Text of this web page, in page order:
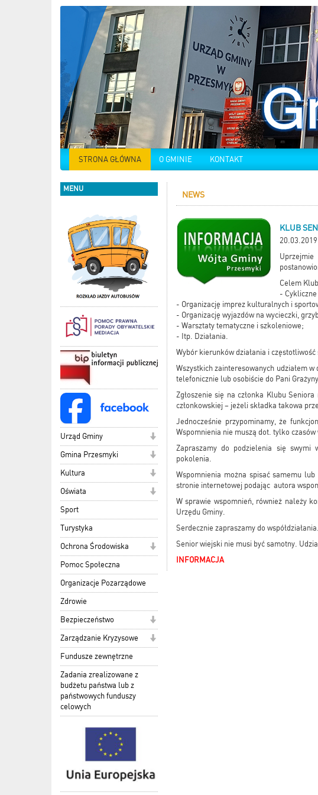
STRONA GŁÓWNA O GMINIE KONTAKT
MENU
Urząd Gminy
Gmina Przesmyki
Kultura
Oświata
Sport
Turystyka
Ochrona Środowiska
Pomoc Społeczna
Organizacje Pozarządowe
Zdrowie
Bezpieczeństwo
Zarządzanie Kryzysowe
Fundusze zewnętrzne
Zadania zrealizowane z
budżetu państwa lub z
państwowych funduszy
celowych
NEWS
KLUB
20.03.2019
Uprzejmie
Celem
-
- Organizację imprez kulturalnych i
- Organizację wyjazdów na wycieczki,
- Warsztaty tematyczne i szkoleniowe;
- Itp. Działania.
Wybór kierunków działania i
Wszystkich zainteresowanych udziałem
telefonicznie lub osobiście do Pani
Zgłoszenie się na członka Klubu
członkowskiej – jeżeli składka takowa
Jednocześnie przypominamy, że
Wspomnienia nie muszą dot. tylko
Zapraszamy do podzielenia się swymi
pokolenia.
Wspomnienia można spisać samemu
stronie internetowej podając autora
W sprawie wspomnień, również należy
Urzędu Gminy.
Serdecznie zapraszamy do współdziałania.
Senior wiejski nie musi być samotny.
INFORMACJA